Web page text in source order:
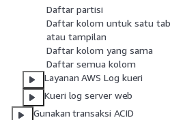
Daftar partisi
Daftar kolom untuk satu
atau tampilan
Daftar kolom yang sama
Daftar semua kolom
Layanan AWS Log kueri
Kueri log server web
Gunakan transaksi ACID